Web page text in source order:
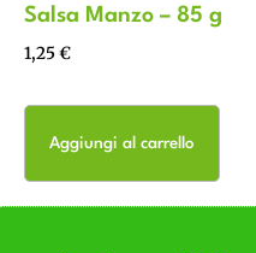
Salsa Manzo – 85 g
1,25€
Aggiungi al carrello